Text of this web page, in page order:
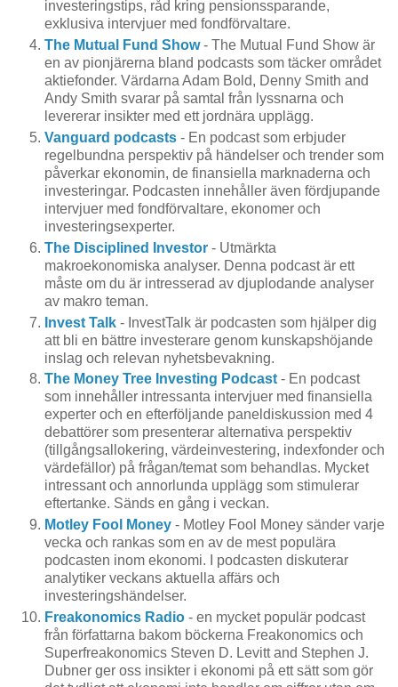
investeringstips, råd kring pensionssparande,
exklusiva intervjuer med fondförvaltare.
The Mutual Fund Show- The Mutual Fund Show är
en av pionjärerna bland podcasts som täcker området
aktiefonder. Värdarna Adam Bold, Denny Smith and
Andy Smith svarar på samtal från lyssnarna och
levererar insikter med ett jordnära upplägg.
Vanguard podcasts - En podcast som erbjuder
regelbundna perspektiv på händelser och trender som
påverkar ekonomin, de finansiella marknaderna och
investeringar. Podcasten innehåller även fördjupande
intervjuer med fondförvaltare, ekonomer och
investeringsexperter.
The Disciplined Investor - Utmärkta
makroekonomiska analyser. Denna podcast är ett
måste om du är intresserad av djuplodande analyser
av makro teman.
Invest Talk - InvestTalk är podcasten som hjälper dig
att bli en bättre investerare genom kunskapshöjande
inslag och relevan nyhetsbevakning.
The Money Tree Investing Podcast- En podcast
som innehåller intressanta intervjuer med finansiella
experter och en efterföljande paneldiskussion med 4
debattörer som presenterar alternativa perspektiv
(tillgångsallokering, värdeinvestering, indexfonder och
värdefällor) på frågan/temat som behandlas. Mycket
intressant och annorlunda upplägg som stimulerar
eftertanke. Sänds en gång i veckan.
Motley Fool Money - Motley Fool Money sänder varje
vecka och rankas som en av de mest populära
podcasten inom ekonomi. I podcasten diskuterar
analytiker veckans aktuella affärs och
investeringshändelser.
Freakonomics Radio - en mycket populär podcast
från författarna bakom böckerna Freakonomics och
Superfreakonomics Steven D. Levitt and Stephen J.
Dubner ger oss insikter i ekonomi på ett sätt som gör